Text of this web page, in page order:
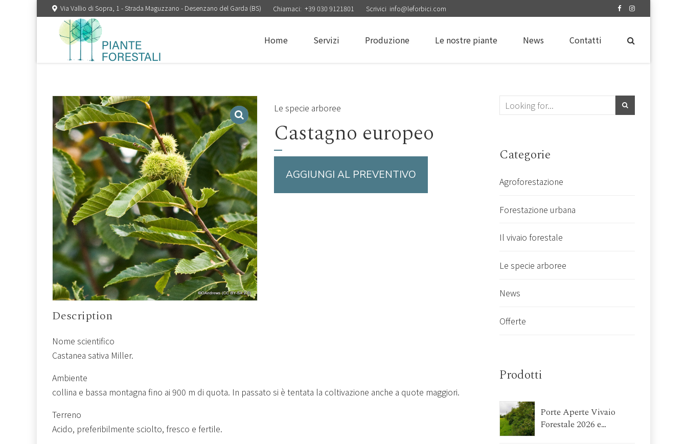
Via Vallio di Sopra, 1 - Strada Maguzzano - Desenzano del Garda (BS) Chiamaci: +39 030 9121801 Scrivici info@leforbici.com
Home Servizi Produzione Le nostre piante News Contatti
Le specie arboree
Castagno europeo
AGGIUNGI AL PREVENTIVO
Description
Nome scientifico
Castanea sativa Miller.
Ambiente
collina e bassa montagna fino ai 900 m di quota. In passato si è tentata la coltivazione anche a quote maggiori.
Terreno
Acido, preferibilmente sciolto, fresco e fertile.
Categorie
Agroforestazione
Forestazione urbana
Il vivaio forestale
Le specie arboree
News
Offerte
Prodotti
Porte Aperte Vivaio
Forestale 2026 e